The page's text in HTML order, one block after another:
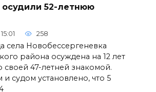
осудили 52-летнюю
258
села Новобессергеневка
района осуждена на 12 лет
своей 47-летней знакомой.
и судом установлено, что 5